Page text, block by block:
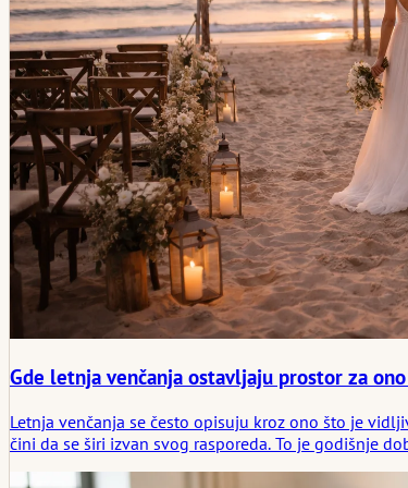
Gde letnja venčanja ostavljaju prostor za
Letnja venčanja se često opisuju kroz ono što je
čini da se širi izvan svog rasporeda. To je godišnje